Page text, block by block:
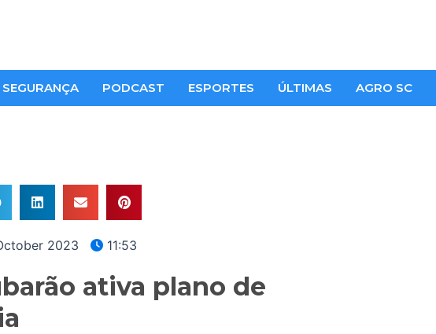
SEGURANÇA PODCAST ESPORTES ÚLTIMAS AGRO SC
2023 11:53
ativa plano de